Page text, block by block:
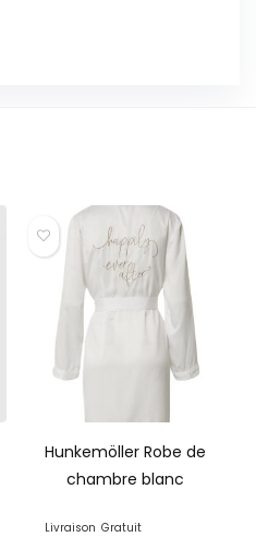
Hunkemöller Robe de
chambre blanc
Livraison Gratuit